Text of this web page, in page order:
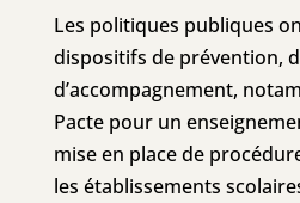
Les politiques publiques
dispositifs de prévention,
d’accompagnement,
Pacte pour un
mise en place de
les établissements